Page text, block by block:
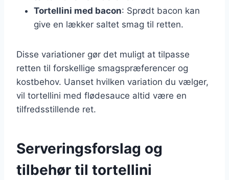
Tortellini med bacon: Sprødt bacon kan
give en lækker saltet smag til retten.
Disse variationer gør det muligt at tilpasse
retten til forskellige smagspræferencer og
kostbehov. Uanset hvilken variation du vælger,
vil tortellini med flødesauce altid være en
tilfredsstillende ret.
Serveringsforslag og
tilbehør til tortellini